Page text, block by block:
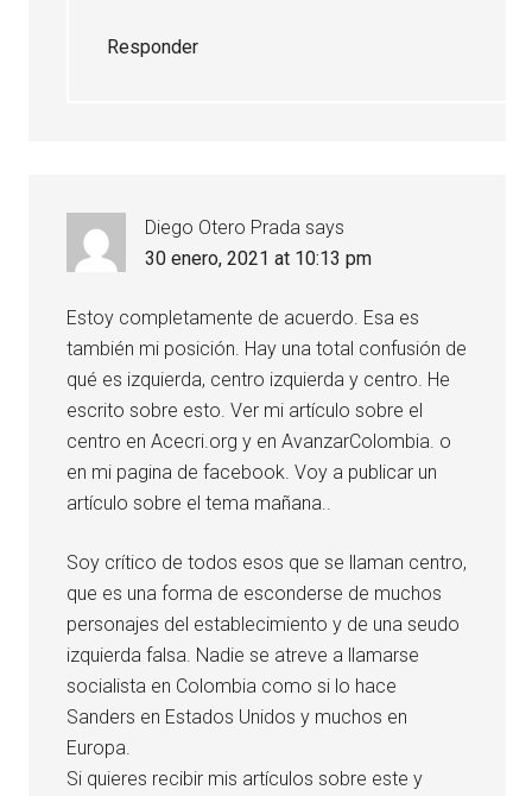
Responder
Diego Otero Prada says
30 enero, 2021 at 10:13 pm
Estoy completamente de acuerdo. Esa es
también mi posición. Hay una total confusión de
qué es izquierda, centro izquierda y centro. He
escrito sobre esto. Ver mi artículo sobre el
centro en Acecri.org y en AvanzarColombia. o
en mi pagina de facebook. Voy a publicar un
artículo sobre el tema mañana..
Soy crítico de todos esos que se llaman centro,
que es una forma de esconderse de muchos
personajes del establecimiento y de una seudo
izquierda falsa. Nadie se atreve a llamarse
socialista en Colombia como si lo hace
Sanders en Estados Unidos y muchos en
Europa.
Si quieres recibir mis artículos sobre este y